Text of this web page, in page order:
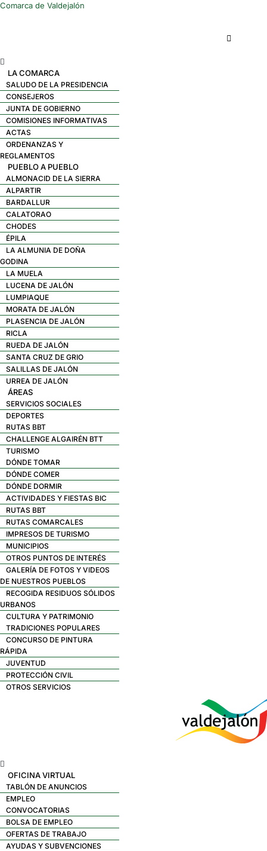
Comarca de Valdejalón
Menú
LA COMARCA
SALUDO DE LA PRESIDENCIA
CONSEJEROS
JUNTA DE GOBIERNO
COMISIONES INFORMATIVAS
ACTAS
ORDENANZAS Y
REGLAMENTOS
PUEBLO A PUEBLO
ALMONACID DE LA SIERRA
ALPARTIR
BARDALLUR
CALATORAO
CHODES
ÉPILA
LA ALMUNIA DE DOÑA
GODINA
LA MUELA
LUCENA DE JALÓN
LUMPIAQUE
MORATA DE JALÓN
PLASENCIA DE JALÓN
RICLA
RUEDA DE JALÓN
SANTA CRUZ DE GRIO
SALILLAS DE JALÓN
URREA DE JALÓN
ÁREAS
SERVICIOS SOCIALES
DEPORTES
RUTAS BBT
CHALLENGE ALGAIRÉN BTT
TURISMO
DÓNDE TOMAR
DÓNDE COMER
DÓNDE DORMIR
ACTIVIDADES Y FIESTAS BIC
RUTAS BBT
RUTAS COMARCALES
IMPRESOS DE TURISMO
MUNICIPIOS
OTROS PUNTOS DE INTERÉS
GALERÍA DE FOTOS Y VIDEOS
DE NUESTROS PUEBLOS
RECOGIDA RESIDUOS SÓLIDOS
URBANOS
CULTURA Y PATRIMONIO
TRADICIONES POPULARES
CONCURSO DE PINTURA
RÁPIDA
JUVENTUD
PROTECCIÓN CIVIL
OTROS SERVICIOS
Menú
OFICINA VIRTUAL
TABLÓN DE ANUNCIOS
EMPLEO
CONVOCATORIAS
BOLSA DE EMPLEO
OFERTAS DE TRABAJO
AYUDAS Y SUBVENCIONES